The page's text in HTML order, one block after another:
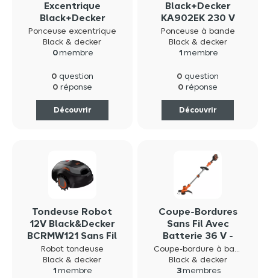
Excentrique
Black+Decker
KA199-S 230 V
240 W
Ponceuse excentrique
Black & decker
0membre
0 question
0 réponse
Découvrir
Black+Decker
KA902EK 230 V
400 W
Ponceuse à bande
Black & decker
1 membre
0 question
0 réponse
Découvrir
Tondeuse Robot
12V Black&Decker
BCRMW121 Sans Fil
Robot tondeuse
Black & decker
1 membre
Coupe-Bordures
Sans Fil Avec
Batterie 36 V -
Largeur De Coupe
Avec Fil 330 Mm -
Black+Decker
Coupe-bordure à batterie
Black & decker
3membres